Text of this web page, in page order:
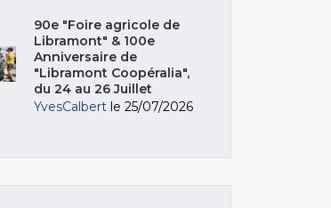
90e "Foire agricole de
Libramont" & 100e
Anniversaire de
"Libramont Coopéralia",
du 24 au 26 Juillet
YvesCalbert le 25/07/2026